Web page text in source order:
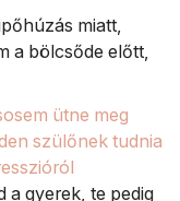
miatt,
a bölcsőde előtt,
ütne meg
szülőnek tudnia
a gyerek, te pedig